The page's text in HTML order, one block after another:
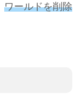
ワールドを削除